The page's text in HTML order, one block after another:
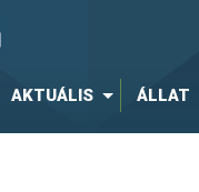
AKTUÁLIS ÁLLAT